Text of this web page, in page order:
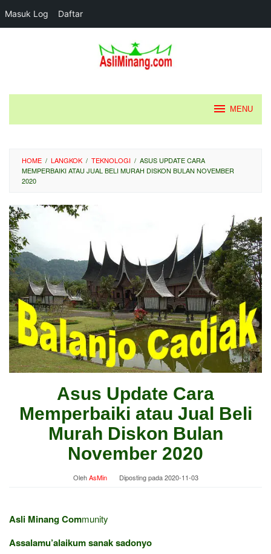
Masuk Log Daftar
MENU
HOME / LANGKOK / TEKNOLOGI / ASUS UPDATE CARA
MEMPERBAIKI ATAU JUAL BELI MURAH DISKON BULAN NOVEMBER
2020
Asus Update Cara
Memperbaiki atau Jual Beli
Murah Diskon Bulan
November 2020
OlehAsMin Diposting pada2020-11-03
Asli Minang Community
Assalamu’alaikum sanak sadonyo